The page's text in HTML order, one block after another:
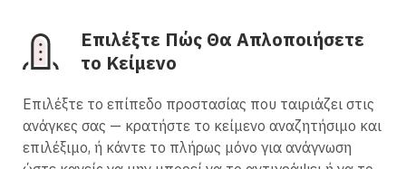
Επιλέξτε Πώς Θα Απλοποιήσετε
το Κείμενο
Επιλέξτε το επίπεδο προστασίας που ταιριάζει στις
ανάγκες σας — κρατήστε το κείμενο αναζητήσιμο και
επιλέξιμο, ή κάντε το πλήρως μόνο για ανάγνωση